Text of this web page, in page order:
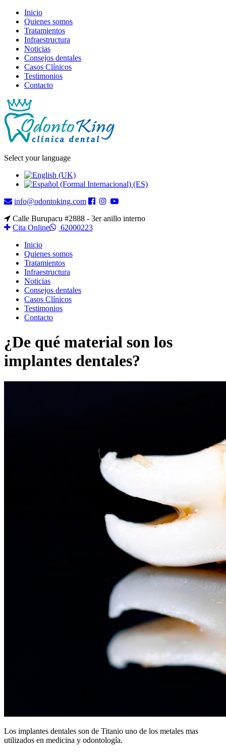
Inicio
Quienes somos
Tratamientos
Infraestructura
Noticias
Consejos dentales
Casos Clínicos
Testimonios
Contacto
Select your language
info@odontoking.com
Calle Burupacu #2888 - 3er anillo interno
Cita Online
62000223
Inicio
Quienes somos
Tratamientos
Infraestructura
Noticias
Consejos dentales
Casos Clínicos
Testimonios
Contacto
¿De qué material son los
implantes dentales?
Los implantes dentales son de Titanio uno de los metales mas
utilizados en medicina y odontología.